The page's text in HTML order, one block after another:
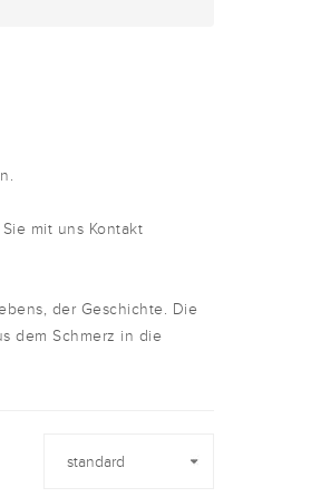
mit uns Kontakt
der Geschichte. Die
dem Schmerz in die